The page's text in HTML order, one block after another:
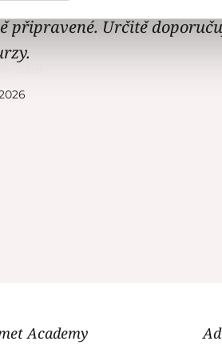
připravené. Určitě
Academy